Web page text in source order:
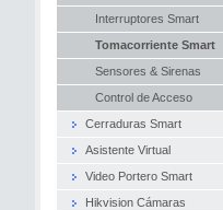
Interruptores Smart
Tomacorriente Smart
Sensores & Sirenas
Control de Acceso
Cerraduras Smart
Asistente Virtual
Video Portero Smart
Hikvision Cámaras